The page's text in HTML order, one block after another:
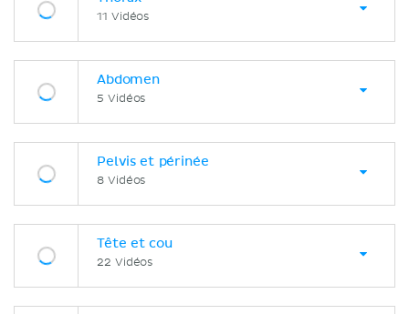
11 Vidéos
Abdomen
5 Vidéos
Pelvis et périnée
8 Vidéos
Tête et cou
22 Vidéos